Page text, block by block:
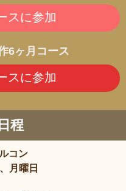
スに参加
6ヶ月コース
スに参加
程
コン
月曜日